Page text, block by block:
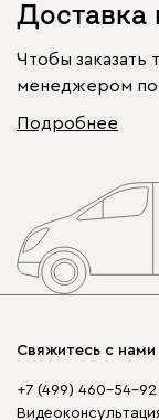
Доставка
Чтобы заказать
менеджером по
Подробнее
Свяжитесь с нами
+7 (499) 460-54-92